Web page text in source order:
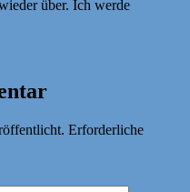
über. Ich werde
Erforderliche